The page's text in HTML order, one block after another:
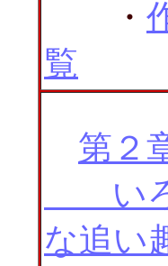
・
覧
第２
いろ
な追い